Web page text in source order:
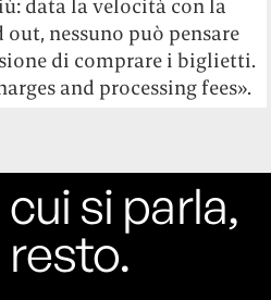
data la velocità con la
nessuno può pensare
di comprare i biglietti.
and processing fees».
si parla,